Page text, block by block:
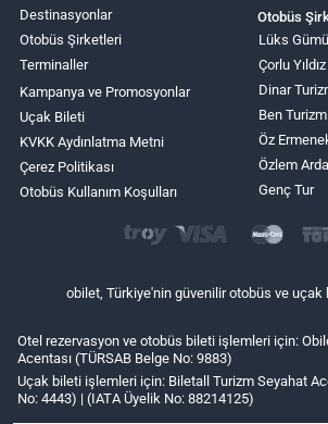
Destinasyonlar
Otobüs Şirketleri
Terminaller
Kampanya ve Promosyonlar
Uçak Bileti
KVKK Aydınlatma Metni
Çerez Politikası
Otobüs Kullanım Koşulları
Otobüs
Lüks
Çorlu
Dinar
Ben Turizm
Öz
Özlem
Genç Tur
obilet, Türkiye'nin güvenilir otobüs ve
Otel rezervasyon ve otobüs bileti işlemleri için:
Acentası (TÜRSAB Belge No: 9883)
Uçak bileti işlemleri için: Biletall Turizm Seyahat
No: 4443) | (IATA Üyelik No: 88214125)